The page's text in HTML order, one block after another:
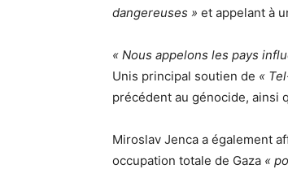
dangereuses » et appelant à
« Nous appelons les pays
Unis principal soutien de «
précédent au génocide, ainsi
Miroslav Jenca a également
occupation totale de Gaza «